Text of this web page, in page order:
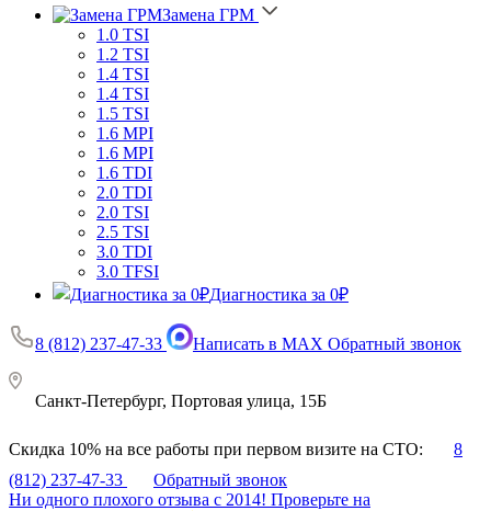
Замена ГРМ
1.0 TSI
1.2 TSI
1.4 TSI
1.4 TSI
1.5 TSI
1.6 MPI
1.6 MPI
1.6 TDI
2.0 TDI
2.0 TSI
2.5 TSI
3.0 TDI
3.0 TFSI
Диагностика за 0₽
8 (812) 237-47-33 Написать в MAX Обратный звонок
Санкт-Петербург, Портовая улица, 15Б
Скидка 10% на все работы при первом визите на СТО:
8
(812) 237-47-33
Обратный звонок
Ни одного плохого отзыва с 2014! Проверьте на